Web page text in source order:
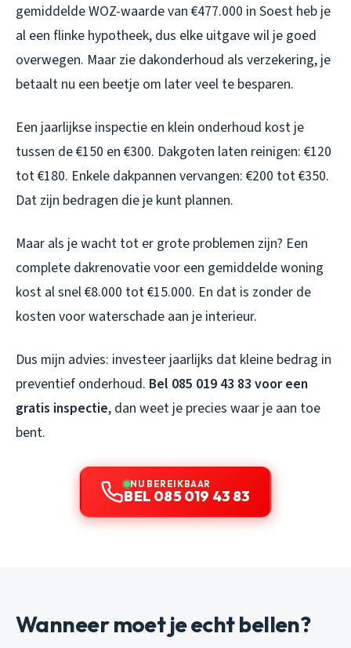
gemiddelde WOZ-waarde van €477.000 in Soest heb je
al een flinke hypotheek, dus elke uitgave wil je goed
overwegen. Maar zie dakonderhoud als verzekering, je
betaalt nu een beetje om later veel te besparen.
Een jaarlijkse inspectie en klein onderhoud kost je
tussen de €150 en €300. Dakgoten laten reinigen: €120
tot €180. Enkele dakpannen vervangen: €200 tot €350.
Dat zijn bedragen die je kunt plannen.
Maar als je wacht tot er grote problemen zijn? Een
complete dakrenovatie voor een gemiddelde woning
kost al snel €8.000 tot €15.000. En dat is zonder de
kosten voor waterschade aan je interieur.
Dus mijn advies: investeer jaarlijks dat kleine bedrag in
preventief onderhoud. Bel 085 019 43 83 voor een
gratis inspectie, dan weet je precies waar je aan toe
bent.
NU BEREIKBAAR
BEL 085 019 43 83
Wanneer moet je echt bellen?